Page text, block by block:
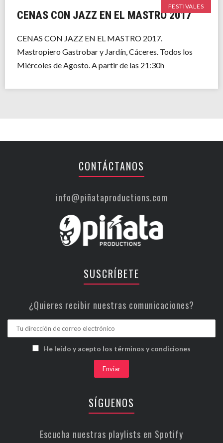
FESTIVALES
CENAS CON JAZZ EN EL MASTRO 2017
CENAS CON JAZZ EN EL MASTRO 2017.
Mastropiero Gastrobar y Jardín, Cáceres. Todos los
Miércoles de Agosto. A partir de las 21:30h
CONTÁCTANOS
info@piñataproductions.com
SUSCRÍBETE
¿Quieres recibir nuestras comunicaciones?
He leído y acepto los términos y condiciones
SÍGUENOS
Escucha nuestras playlists en Spotify